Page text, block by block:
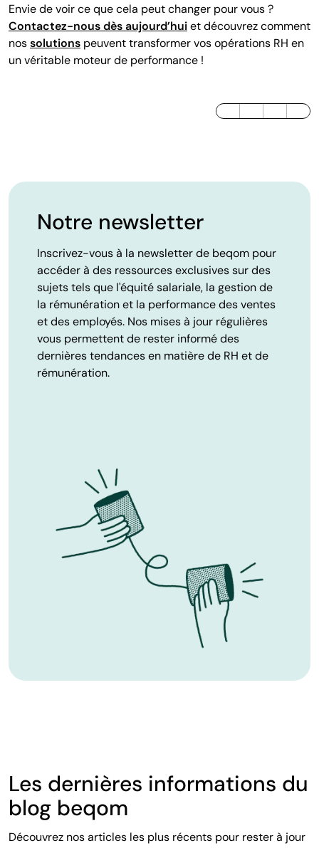
Envie de voir ce que cela peut changer pour vous ?
Contactez-nous dès aujourd’huiet découvrez comment
nossolutions peuvent transformer vos opérations RH en
un véritable moteur de performance !
LinkedInTwitter / XFacebook
Notre newsletter
Inscrivez-vous à la newsletter de beqom pour
accéder à des ressources exclusives sur des
sujets tels que l'équité salariale, la gestion de
la rémunération et la performance des ventes
et des employés. Nos mises à jour régulières
vous permettent de rester informé des
dernières tendances en matière de RH et de
rémunération.
Les dernières informations du
blog beqom
Découvrez nos articles les plus récents pour rester à jour